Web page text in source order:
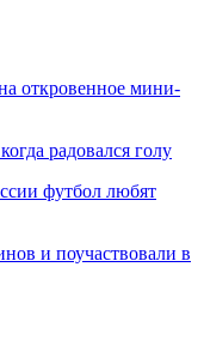
откровенное мини-
радовался голу
футбол любят
и поучаствовали в